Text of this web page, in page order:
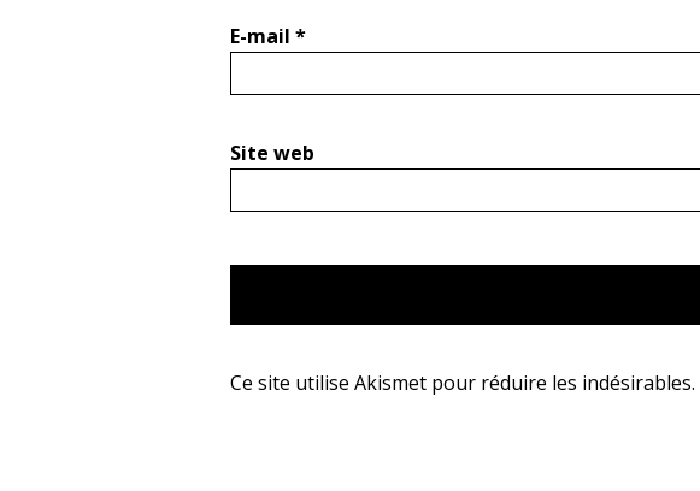
E-mail *
Site web
Ce site utilise Akismet pour réduire les indésirables.